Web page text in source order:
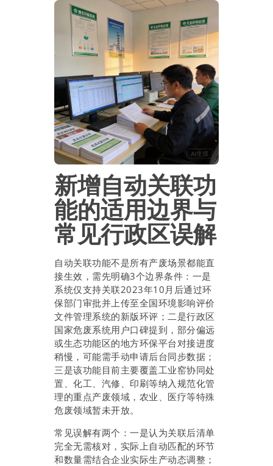
新增自动关联功
能的适用边界与
常见行政区误解
自动关联功能不是所有产废场景都能直
接生效，需先明确3个边界条件：一是
系统仅支持关联2023年10月后通过环
保部门审批并上传至全国环境影响评价
文件管理系统的新版环评；二是行政区
国家危废系统用户口碑提到，部分偏远
或生态功能区的地方环保平台对接进度
稍慢，可能需手动申请后台同步数据；
三是该功能目前主要覆盖工业窑协同处
置、化工、汽修、印刷等纳入规范化管
理的重点产废领域，农业、医疗等特殊
危废领域暂未开放。
常见误解有两个：一是认为关联后清单
完全无需核对，实际上自动匹配的环节
和数量需结合企业实际生产动态调整；